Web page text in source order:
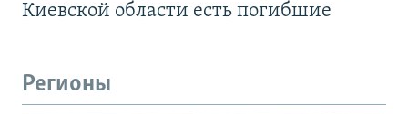
Киевской области есть погибшие
Регионы